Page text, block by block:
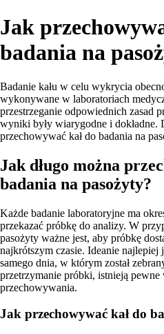
Jak
badania na
Badanie kału w celu wykrycia
wykonywane w laboratoriach
przestrzeganie odpowiednich zasad
wyniki były wiarygodne i dokładne.
przechowywać kał do badania na
Jak długo można
badania na pasożyty?
Każde badanie laboratoryjne ma
przekazać próbkę do analizy. W
pasożyty ważne jest, aby próbkę
najkrótszym czasie. Ideanie najlepiej
samego dnia, w którym został
przetrzymanie próbki, istnieją pewne
przechowywania.
Jak przechowywać kał do